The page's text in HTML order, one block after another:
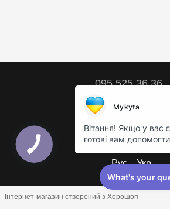
095 525 36 36
Контактна інформація
Повна версія сайту
© 2018 – 2026
Рус Укр
Інтернет-магазин створений з Хорошоп